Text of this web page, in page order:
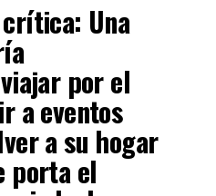
crítica: Una
por el
a eventos
a su hogar
porta el